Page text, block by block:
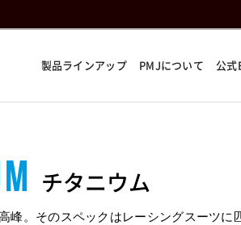
製品ラインアップ PMJについて 公式
チタニウム
。そのスペックはレーシングスーツに